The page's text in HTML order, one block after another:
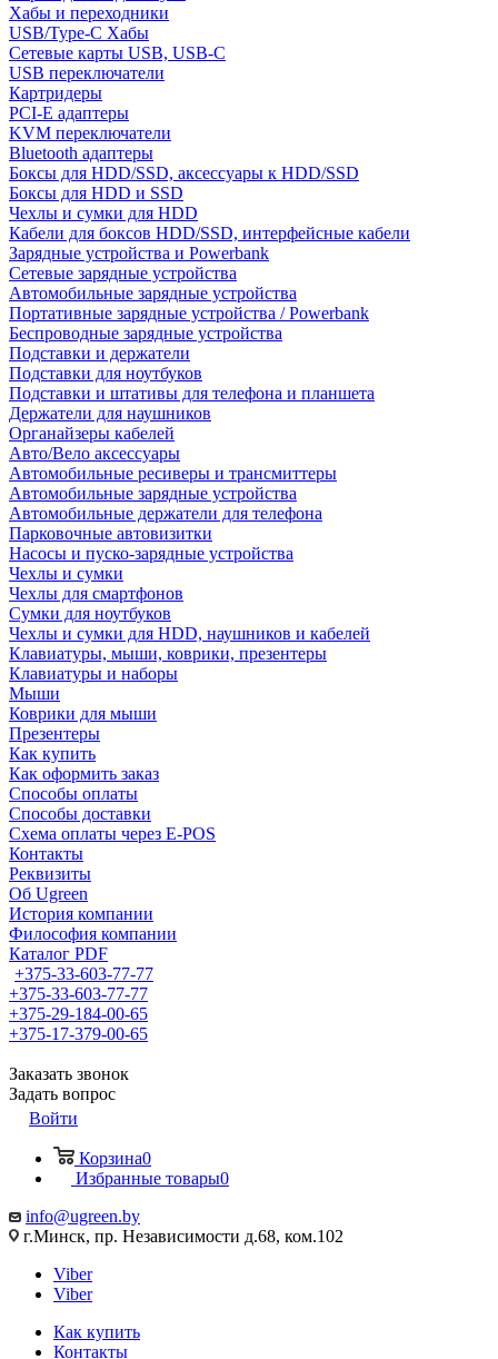
Хабы и переходники
USB/Type-C Хабы
Сетевые карты USB, USB-C
USB переключатели
Картридеры
PCI-E адаптеры
KVM переключатели
Bluetooth адаптеры
Боксы для HDD/SSD, аксессуары к HDD/SSD
Боксы для HDD и SSD
Чехлы и сумки для HDD
Кабели для боксов HDD/SSD, интерфейсные кабели
Зарядные устройства и Powerbank
Сетевые зарядные устройства
Автомобильные зарядные устройства
Портативные зарядные устройства / Powerbank
Беспроводные зарядные устройства
Подставки и держатели
Подставки для ноутбуков
Подставки и штативы для телефона и планшета
Держатели для наушников
Органайзеры кабелей
Авто/Вело аксессуары
Автомобильные ресиверы и трансмиттеры
Автомобильные зарядные устройства
Автомобильные держатели для телефона
Парковочные автовизитки
Насосы и пуско-зарядные устройства
Чехлы и сумки
Чехлы для смартфонов
Сумки для ноутбуков
Чехлы и сумки для HDD, наушников и кабелей
Клавиатуры, мыши, коврики, презентеры
Клавиатуры и наборы
Мыши
Коврики для мыши
Презентеры
Как купить
Как оформить заказ
Способы оплаты
Способы доставки
Схема оплаты через E-POS
Контакты
Реквизиты
Об Ugreen
История компании
Философия компании
Каталог PDF
+375-33-603-77-77
+375-33-603-77-77
+375-29-184-00-65
+375-17-379-00-65
Заказать звонок
Задать вопрос
Войти
Корзина0
Избранные товары0
info@ugreen.by
г.Минск, пр. Независимости д.68, ком.102
Viber
Viber
Как купить
Контакты